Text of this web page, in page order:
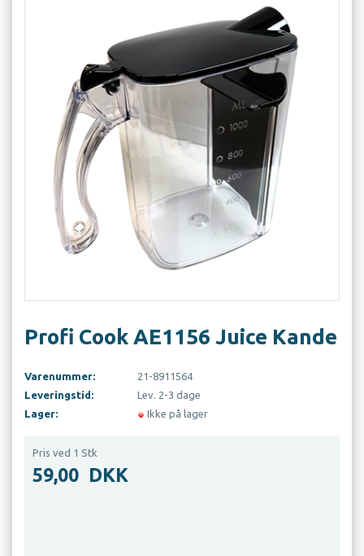
Profi Cook AE1156 Juice Kande
Varenummer:
21-8911564
Leveringstid:
Lev. 2-3 dage
Lager:
Ikke på lager
Pris ved 1 Stk
59,00 DKK